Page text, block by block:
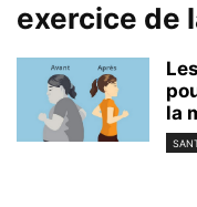
exercice de
la